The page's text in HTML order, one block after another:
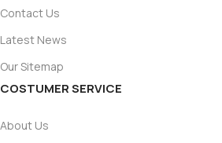
Contact Us
Latest News
Our Sitemap
COSTUMER SERVICE
About Us